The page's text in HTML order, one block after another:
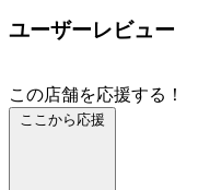
ユーザーレビュー
この店舗を応援する！
ここから応援